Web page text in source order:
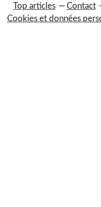
Top articles Contact
Cookies et données